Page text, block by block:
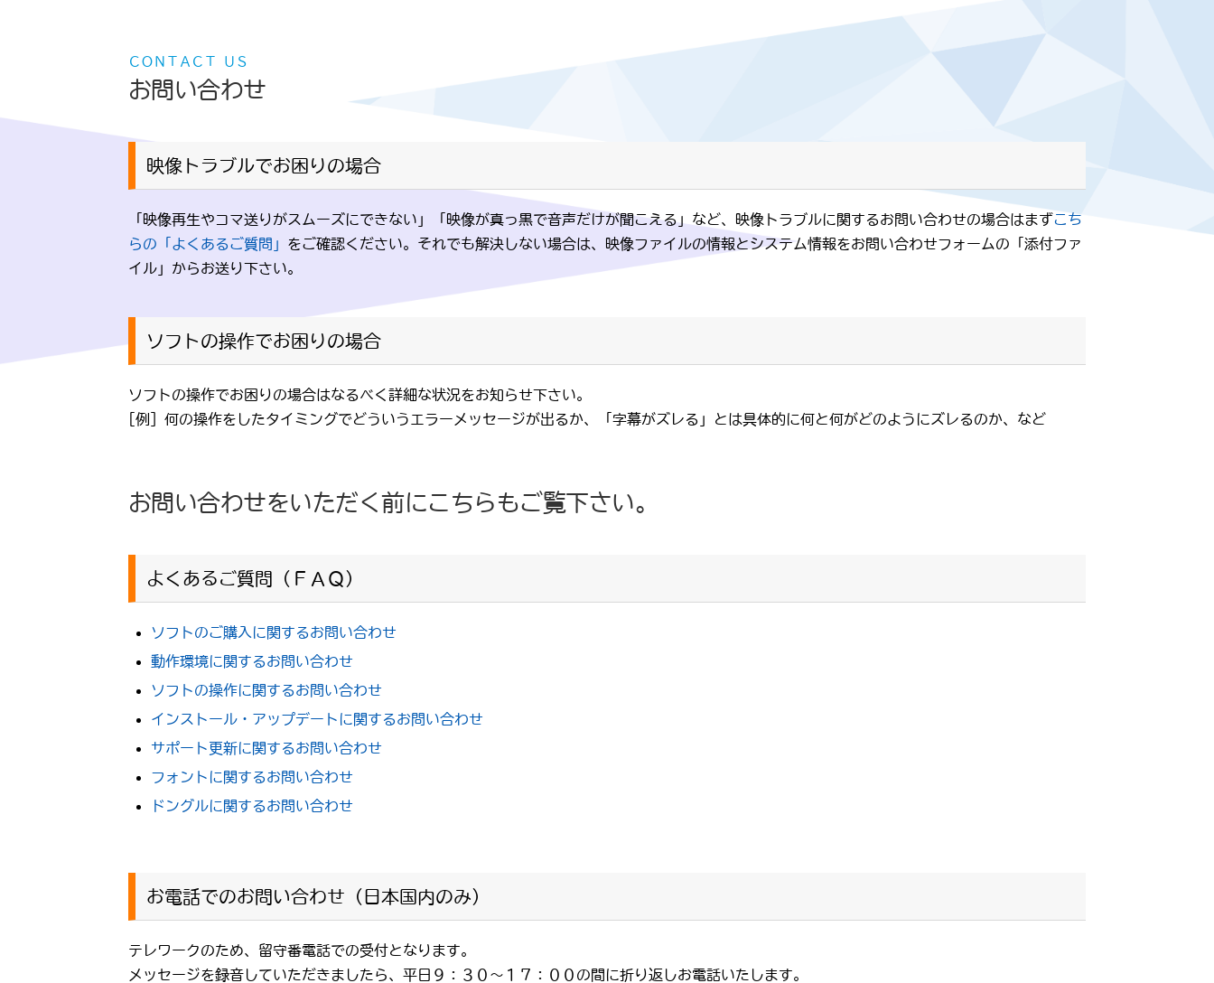
ＣＯＮＴＡＣＴ ＵＳ
お問い合わせ
映像トラブルでお困りの場合
「映像再生やコマ送りがスムーズにできない」「映像が真っ黒で音声だけが聞こえる」など、映像トラブルに関するお問い合わせの場合はまずこち
らの「よくあるご質問」 をご確認ください。それでも解決しない場合は、映像ファイルの情報とシステム情報をお問い合わせフォームの「添付ファ
イル」からお送り下さい。
ソフトの操作でお困りの場合
ソフトの操作でお困りの場合はなるべく詳細な状況をお知らせ下さい。
[例] 何の操作をしたタイミングでどういうエラーメッセージが出るか、「字幕がズレる」とは具体的に何と何がどのようにズレるのか、など
お問い合わせをいただく前にこちらもご覧下さい。
よくあるご質問（ＦＡＱ）
ソフトのご購入に関するお問い合わせ
動作環境に関するお問い合わせ
ソフトの操作に関するお問い合わせ
インストール・アップデートに関するお問い合わせ
サポート更新に関するお問い合わせ
フォントに関するお問い合わせ
ドングルに関するお問い合わせ
お電話でのお問い合わせ（日本国内のみ）
テレワークのため、留守番電話での受付となります。
メッセージを録音していただきましたら、平日９：３０～１７：００の間に折り返しお電話いたします。